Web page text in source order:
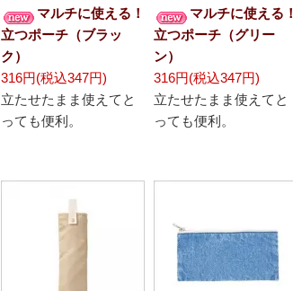
マルチに使える！
立つポーチ（ブラッ
ク）
316円(税込347円)
立たせたまま使えてと
っても便利。
マルチに使える！
立つポーチ（グリー
ン）
316円(税込347円)
立たせたまま使えてと
っても便利。